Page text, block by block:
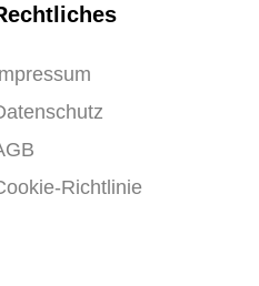
Richtlinie